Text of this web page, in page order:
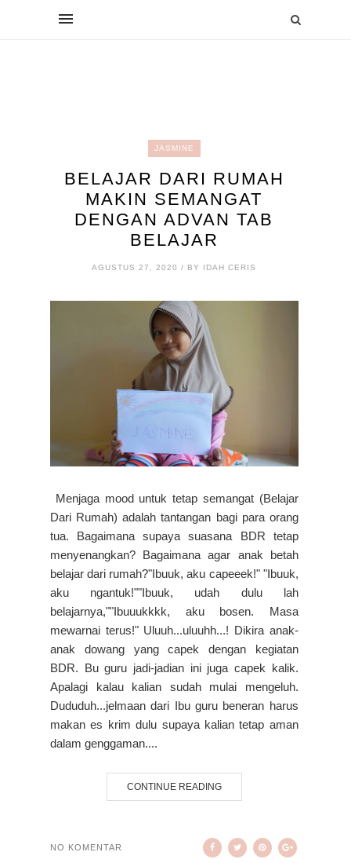
JASMINE
BELAJAR DARI RUMAH
MAKIN SEMANGAT
DENGAN ADVAN TAB
BELAJAR
AGUSTUS 27, 2020 / BY IDAH CERIS
Menjaga mood untuk tetap semangat (Belajar
Dari Rumah) adalah tantangan bagi para orang
tua. Bagaimana supaya suasana BDR tetap
menyenangkan? Bagaimana agar anak betah
belajar dari rumah?"Ibuuk, aku capeeek!" "Ibuuk,
aku ngantuk!""Ibuuk, udah dulu lah
belajarnya,""Ibuuukkkk, aku bosen. Masa
mewarnai terus!" Uluuh...uluuhh...! Dikira anak-
anak dowang yang capek dengan kegiatan
BDR. Bu guru jadi-jadian ini juga capek kalik.
Apalagi kalau kalian sudah mulai mengeluh.
Dududuh...jelmaan dari Ibu guru beneran harus
makan es krim dulu supaya kalian tetap aman
dalam genggaman....
CONTINUE READING
NO KOMENTAR